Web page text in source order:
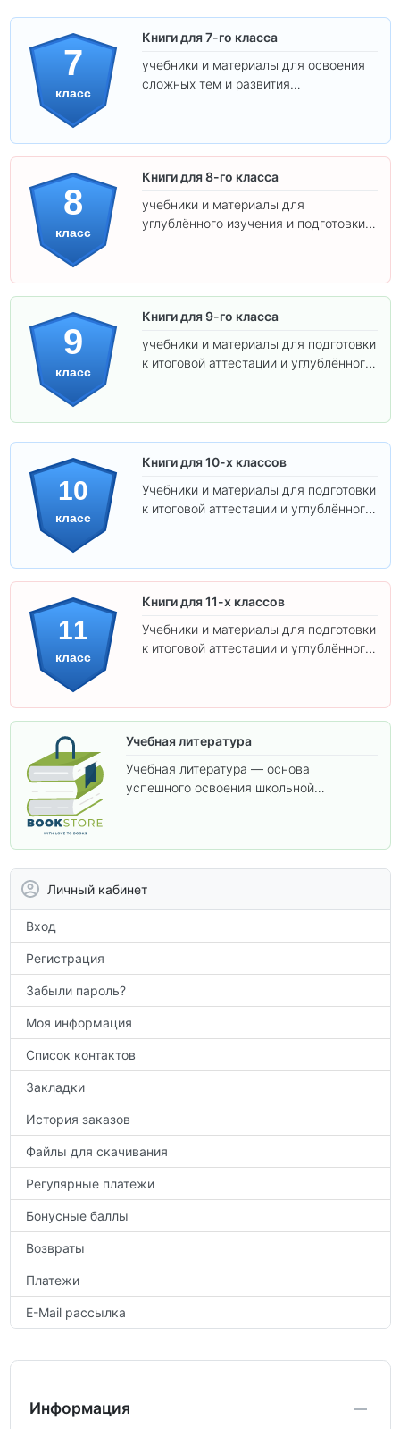
7
класс
Книги для 7-го класса
учебники и материалы для освоения
сложных тем и развития
8
класс
Книги для 8-го класса
учебники и материалы для
углублённого изучения и подготовки к
9
класс
Книги для 9-го класса
учебники и материалы для подготовки
к итоговой аттестации и углублённого
10
класс
Книги для 10-х классов
Учебники и материалы для подготовки
к итоговой аттестации и углублённого
11
класс
Книги для 11-х классов
Учебники и материалы для подготовки
к итоговой аттестации и углублённого
Учебная литература
Учебная литература — основа
успешного освоения школьной
по предметам.
Личный кабинет
Вход
Регистрация
Забыли пароль?
Моя информация
Список контактов
Закладки
История заказов
Файлы для скачивания
Регулярные платежи
Бонусные баллы
Возвраты
Платежи
E-Mail рассылка
Информация